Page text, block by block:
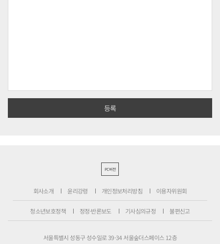
PC버전
회사소개 윤리강령 개인정보처리방침 이용자위원회
청소년보호정책 정정·반론보도 기사심의규정 불편신고
서울특별시 성동구 성수일로 39-34 서울숲더스페이스 12층